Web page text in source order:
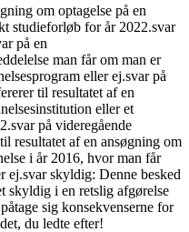
om optagelse på en
studieforløb for år 2022.svar
på en
man får om man er
eller ej.svar på
til resultatet af en
eller et
på videregående
resultatet af en ansøgning om
i år 2016, hvor man får
ej.svar skyldig: Denne besked
skyldig i en retslig afgørelse
sig konsekvenserne for
du ledte efter!